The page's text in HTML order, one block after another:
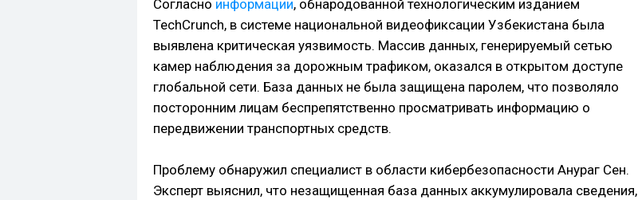
Согласно информации, обнародованной технологическим изданием
TechCrunch, в системе национальной видеофиксации Узбекистана была
выявлена критическая уязвимость. Массив данных, генерируемый сетью
камер наблюдения за дорожным трафиком, оказался в открытом доступе
глобальной сети. База данных не была защищена паролем, что позволяло
посторонним лицам беспрепятственно просматривать информацию о
передвижении транспортных средств.
Проблему обнаружил специалист в области кибербезопасности Анураг Сен.
Эксперт выяснил, что незащищенная база данных аккумулировала сведения,